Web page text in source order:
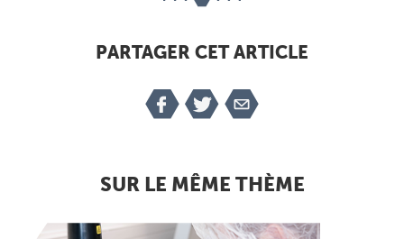
PARTAGER CET ARTICLE
SUR LE MÊME THÈME